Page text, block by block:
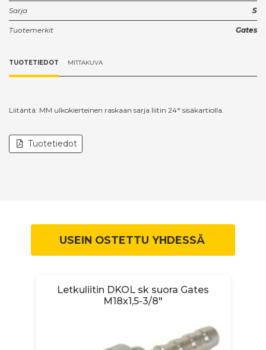
Sarja S
Tuotemerkit Gates
TUOTETIEDOT MITTAKUVA
Liitäntä: MM ulkokierteinen raskaan sarja liitin 24° sisäkartiolla.
Tuotetiedot
USEIN OSTETTU YHDESSÄ
Letkuliitin DKOL sk suora Gates
M18x1,5-3/8"